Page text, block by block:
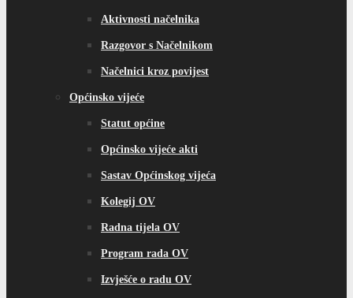
Aktivnosti načelnika
Razgovor s Načelnikom
Načelnici kroz povijest
Općinsko vijeće
Statut općine
Općinsko vijeće akti
Sastav Općinskog vijeća
Kolegij OV
Radna tijela OV
Program rada OV
Izvješće o radu OV